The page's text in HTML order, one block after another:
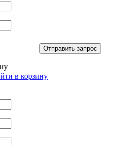
Отправить запрос
в корзину